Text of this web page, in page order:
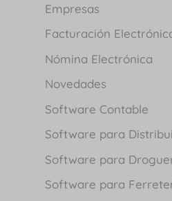
Empresas
Facturación
Nómina Electrónica
Novedades
Software Contable
Software para
Software para
Software para